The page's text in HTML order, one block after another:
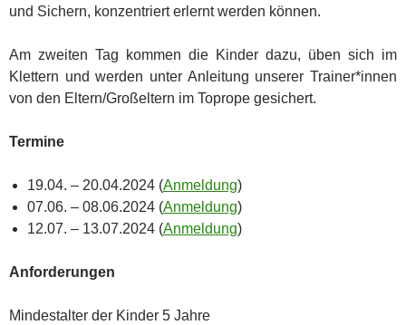
und Sichern, konzentriert erlernt werden können.
Am zweiten Tag kommen die Kinder dazu, üben sich im
Klettern und werden unter Anleitung unserer Trainer*innen
von den Eltern/Großeltern im Toprope gesichert.
Termine
19.04. – 20.04.2024 (Anmeldung)
07.06. – 08.06.2024 (Anmeldung)
12.07. – 13.07.2024 (Anmeldung)
Anforderungen
Mindestalter der Kinder 5 Jahre